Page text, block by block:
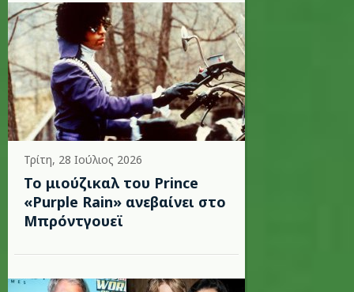
Τρίτη, 28 Ιούλιος 2026
Το μιούζικαλ του Prince
«Purple Rain» ανεβαίνει στο
Μπρόντγουεϊ